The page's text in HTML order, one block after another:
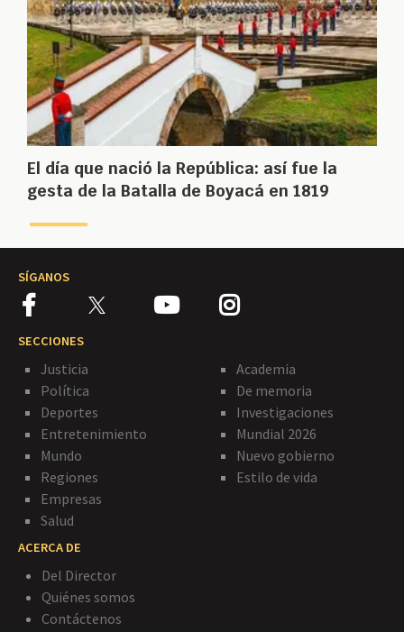
El día que nació la República: así fue la
gesta de la Batalla de Boyacá en 1819
SÍGANOS
SECCIONES
Justicia
Política
Deportes
Entretenimiento
Mundo
Regiones
Empresas
Salud
Academia
De memoria
Investigaciones
Mundial 2026
Nuevo gobierno
Estilo de vida
ACERCA DE
Del Director
Quiénes somos
Contáctenos